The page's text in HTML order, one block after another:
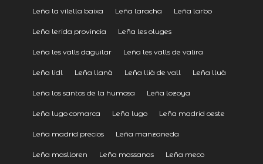
Leña la vilella baixa Leña laracha Leña larbo
Leña lerida provincia Leña les oluges
Leña les valls daguilar Leña les valls de valira
Leña lidl Leña llanà Leña llià de vall Leña lluà
Leña los santos de la humosa Leña lozoya
Leña lugo comarca Leña lugo Leña madrid oeste
Leña madrid precios Leña manzaneda
Leña maslloren Leña massanas Leña meco